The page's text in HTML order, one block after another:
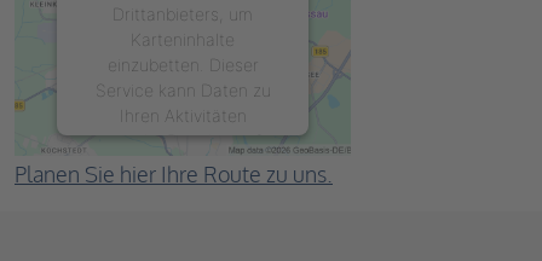
Drittanbieters, um
Karteninhalte
einzubetten. Dieser
Service kann Daten zu
Ihren Aktivitäten
sammeln. Bitte lesen Sie
die Details durch und
stimmen Sie der
Planen Sie hier Ihre Route zu uns.